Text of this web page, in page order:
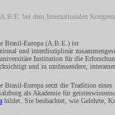
bei dem Internationalen
Brasil-Europa (A.B.E.) ist
und interdisziplinär
Institution für die
und in umfassendere,
Brasil-Europa setzt die Tradition
als Akademie für
bildet. Sie beobachtet, wie Gelehrte,